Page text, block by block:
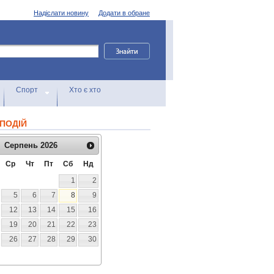
Додати в обране
Надіслати новину
Спорт Хто є хто
Серпень 2026
Ср Чт Пт Сб
Нд
1
2
5 6 7 8
9
12 13 14 15
16
19 20 21 22
23
26 27 28 29
30